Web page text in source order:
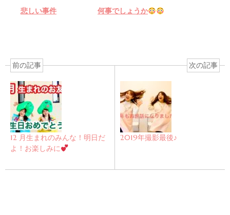
悲しい事件 何事でしょうか
前の記事
12 月生まれのみんな！明日だ
よ！お楽しみに
次の記事
2019年撮影最後♪